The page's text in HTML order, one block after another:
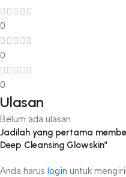
0
0
0
Ulasan
Belum ada ulasan.
Jadilah yang pertama
Deep Cleansing Glowskin”
Anda harus login untuk